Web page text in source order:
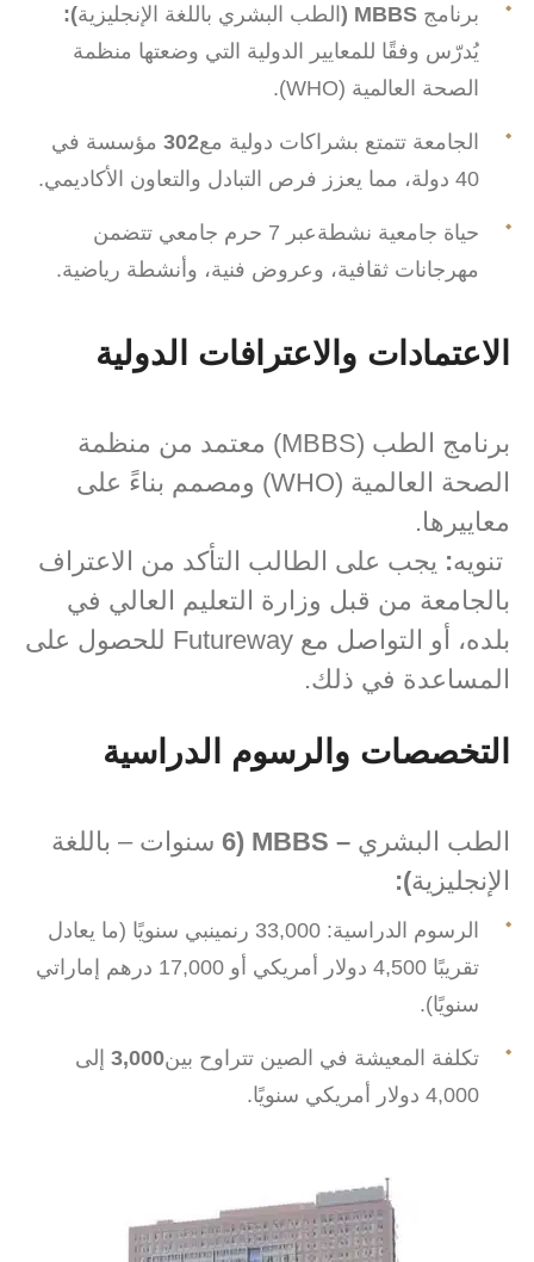
برنامج الطب البشري باللغة الإنجليزية):
يُدرّس وفقًا للمعايير الدولية التي وضعتها منظمة
الصحة العالمية (WHO).
الجامعة تتمتع بشراكات دولية مع302 مؤسسة في
40 دولة، مما يعزز فرص التبادل والتعاون الأكاديمي.
حياة جامعية نشطةعبر 7 حرم جامعي تتضمن
مهرجانات ثقافية، وعروض فنية، وأنشطة رياضية.
الاعتمادات والاعترافات الدولية
برنامج الطب (MBBS) معتمد من منظمة
الصحة العالمية (WHO) ومصمم بناءً على
معاييرها.
تنويه: يجب على الطالب التأكد من الاعتراف
بالجامعة من قبل وزارة التعليم العالي في
بلده، أو التواصل مع Futureway للحصول على
المساعدة في ذلك.
التخصصات والرسوم الدراسية
الطب البشري – MBBS (6
سنوات – باللغة
الإنجليزية):
الرسوم الدراسية: 33,000 رنمينبي سنويًا (ما يعادل
تقريبًا 4,500 دولار أمريكي أو 17,000 درهم إماراتي
سنويًا).
تكلفة المعيشة في الصين تتراوح بين3,000 إلى
4,000 دولار أمريكي سنويًا.